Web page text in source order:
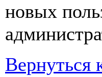
новых
Вернуться